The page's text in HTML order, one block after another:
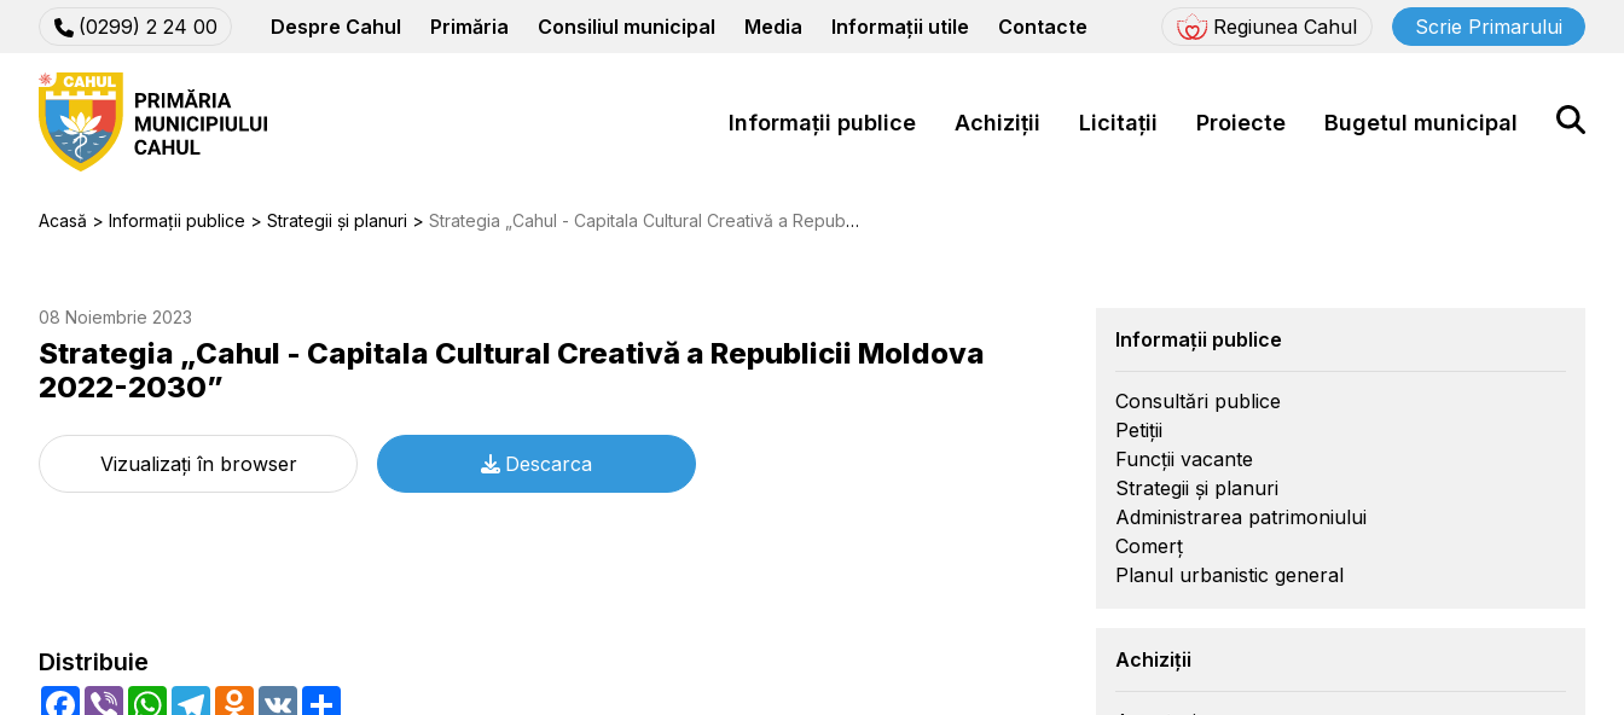
(0299) 2 24 00 Despre Cahul Primăria Consiliul municipal Media Informații utile Contacte Regiunea Cahul Scrie Primarului
Informații publice Achiziții Licitații Proiecte Bugetul municipal
Acasă Informații publice Strategii și planuri Strategia „Cahul - Capitala Cultural Creativă a Republicii Moldova 2022-2030”
08 Noiembrie 2023
Strategia „Cahul - Capitala Cultural Creativă a Republicii Moldova
2022-2030”
Vizualizați în browser Descarca
Distribuie
Facebook
Viber WhatsApp
TelegramOdnoklassniki
VK
Informații publice
Consultări publice
Petiții
Funcții vacante
Strategii și planuri
Administrarea patrimoniului
Comerț
Planul urbanistic general
Achiziții